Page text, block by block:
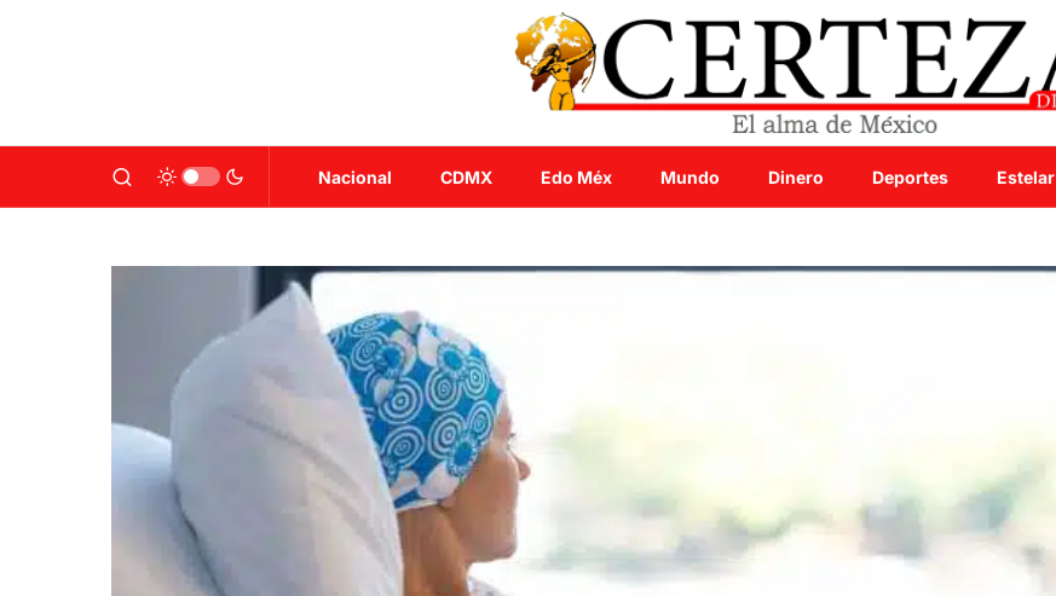
Nacional CDMX Edo Méx Mundo Dinero Deportes Estelar